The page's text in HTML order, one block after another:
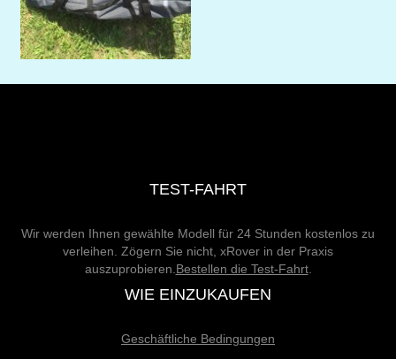
TEST-FAHRT
Wir werden Ihnen gewählte Modell für 24 Stunden kostenlos zu
verleihen. Zögern Sie nicht, xRover in der Praxis
auszuprobieren. Bestellen die Test-Fahrt.
WIE EINZUKAUFEN
Geschäftliche Bedingungen